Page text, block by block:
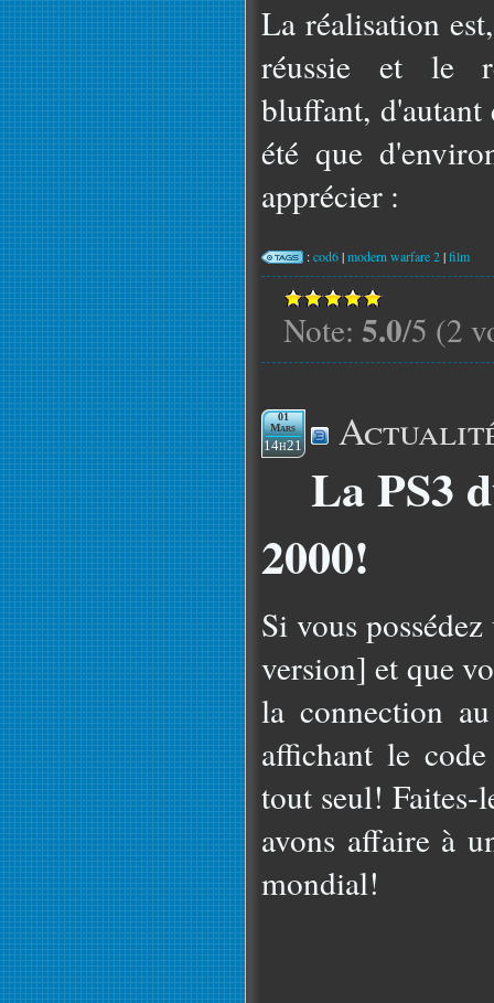
La réalisation
réussie et le
bluffant,
été que
apprécier :
:cod6|modern warfare 2|film
Note: 5.0/5 (2
01
Mars
14h21
La PS3
2000!
Si vous
version] et que
la connection
affichant le
tout seul! Faites-
avons affaire à
mondial!